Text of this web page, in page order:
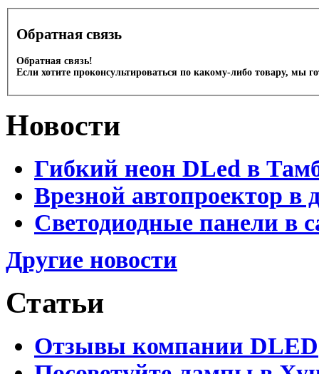
Обратная связь
Обратная связь!
Если хотите проконсультироваться по какому-либо товару, мы
Новости
Гибкий неон DLed в
Врезной автопроектор в
Светодиодные панели в
Другие новости
Статьи
Отзывы компании DLED